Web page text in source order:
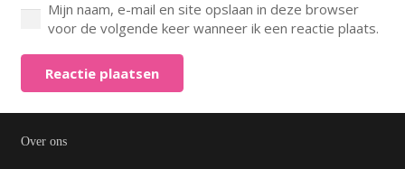
Mijn naam, e-mail en site opslaan in deze browser
voor de volgende keer wanneer ik een reactie plaats.
Reactie plaatsen
Over ons